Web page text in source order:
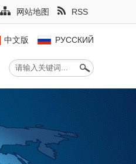
网站地图 RSS
中文版 РУССКИЙ